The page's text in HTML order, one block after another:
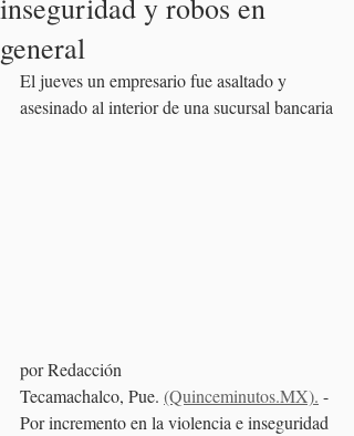
inseguridad y robos en
general
El jueves un empresario fue asaltado y
asesinado al interior de una sucursal bancaria
por Redacción
Tecamachalco, Pue. (Quinceminutos.MX). -
Por incremento en la violencia e inseguridad